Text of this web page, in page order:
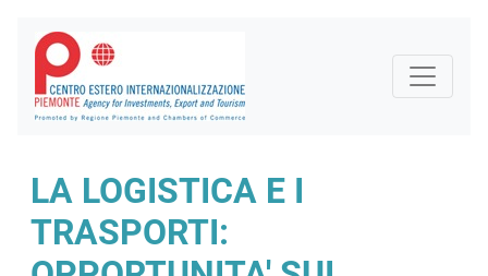
LA LOGISTICA E I
TRASPORTI: